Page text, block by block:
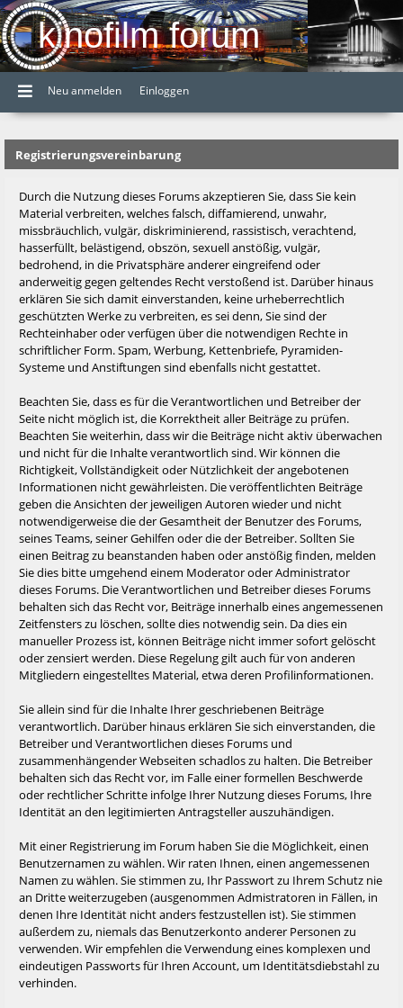
kinofilm forum
Neu anmelden Einloggen
Registrierungsvereinbarung
Durch die Nutzung dieses Forums akzeptieren Sie, dass Sie kein
Material verbreiten, welches falsch, diffamierend, unwahr,
missbräuchlich, vulgär, diskriminierend, rassistisch, verachtend,
hasserfüllt, belästigend, obszön, sexuell anstößig, vulgär,
bedrohend, in die Privatsphäre anderer eingreifend oder
anderweitig gegen geltendes Recht verstoßend ist. Darüber hinaus
erklären Sie sich damit einverstanden, keine urheberrechtlich
geschützten Werke zu verbreiten, es sei denn, Sie sind der
Rechteinhaber oder verfügen über die notwendigen Rechte in
schriftlicher Form. Spam, Werbung, Kettenbriefe, Pyramiden-
Systeme und Anstiftungen sind ebenfalls nicht gestattet.
Beachten Sie, dass es für die Verantwortlichen und Betreiber der
Seite nicht möglich ist, die Korrektheit aller Beiträge zu prüfen.
Beachten Sie weiterhin, dass wir die Beiträge nicht aktiv überwachen
und nicht für die Inhalte verantwortlich sind. Wir können die
Richtigkeit, Vollständigkeit oder Nützlichkeit der angebotenen
Informationen nicht gewährleisten. Die veröffentlichten Beiträge
geben die Ansichten der jeweiligen Autoren wieder und nicht
notwendigerweise die der Gesamtheit der Benutzer des Forums,
seines Teams, seiner Gehilfen oder die der Betreiber. Sollten Sie
einen Beitrag zu beanstanden haben oder anstößig finden, melden
Sie dies bitte umgehend einem Moderator oder Administrator
dieses Forums. Die Verantwortlichen und Betreiber dieses Forums
behalten sich das Recht vor, Beiträge innerhalb eines angemessenen
Zeitfensters zu löschen, sollte dies notwendig sein. Da dies ein
manueller Prozess ist, können Beiträge nicht immer sofort gelöscht
oder zensiert werden. Diese Regelung gilt auch für von anderen
Mitgliedern eingestelltes Material, etwa deren Profilinformationen.
Sie allein sind für die Inhalte Ihrer geschriebenen Beiträge
verantwortlich. Darüber hinaus erklären Sie sich einverstanden, die
Betreiber und Verantwortlichen dieses Forums und
zusammenhängender Webseiten schadlos zu halten. Die Betreiber
behalten sich das Recht vor, im Falle einer formellen Beschwerde
oder rechtlicher Schritte infolge Ihrer Nutzung dieses Forums, Ihre
Identität an den legitimierten Antragsteller auszuhändigen.
Mit einer Registrierung im Forum haben Sie die Möglichkeit, einen
Benutzernamen zu wählen. Wir raten Ihnen, einen angemessenen
Namen zu wählen. Sie stimmen zu, Ihr Passwort zu Ihrem Schutz nie
an Dritte weiterzugeben (ausgenommen Admistratoren in Fällen, in
denen Ihre Identität nicht anders festzustellen ist). Sie stimmen
außerdem zu, niemals das Benutzerkonto anderer Personen zu
verwenden. Wir empfehlen die Verwendung eines komplexen und
eindeutigen Passworts für Ihren Account, um Identitätsdiebstahl zu
verhinden.